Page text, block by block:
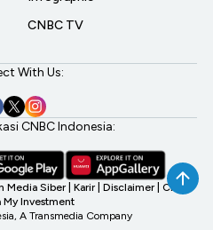
CNBC TV
With Us:
CNBC Indonesia:
Media Siber Karir Disclaimer CNBC
My Investment
A Transmedia Company